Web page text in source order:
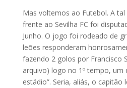
Mas voltemos ao Futebol. A
frente ao Sevilha FC foi
Junho. O jogo foi rodeado de
leões responderam
fazendo 2 golos por Francisco
arquivo) logo no 1º tempo, um
estádio”. Seria, aliás, o capitão